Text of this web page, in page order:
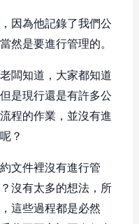
因為他記錄了我們公
然是要進行管理的。
闆知道，大家都知道
是現行還是有許多公
程的作業，並沒有進
？
文件裡沒有進行管
沒有太多的想法，所
這些過程都是必然